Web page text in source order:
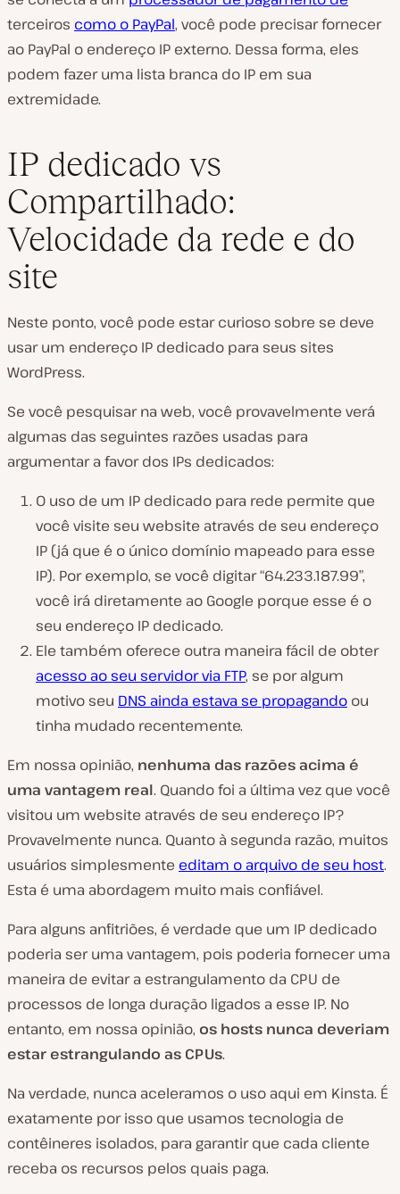
terceiros como o PayPal, você pode precisar fornecer
ao PayPal o endereço IP externo. Dessa forma, eles
podem fazer uma lista branca do IP em sua
extremidade.
IP dedicado vs
Compartilhado:
Velocidade da rede e do
site
Neste ponto, você pode estar curioso sobre se deve
usar um endereço IP dedicado para seus sites
WordPress.
Se você pesquisar na web, você provavelmente verá
algumas das seguintes razões usadas para
argumentar a favor dos IPs dedicados:
O uso de um IP dedicado para rede permite que
você visite seu website através de seu endereço
IP (já que é o único domínio mapeado para esse
IP). Por exemplo, se você digitar “64.233.187.99”,
você irá diretamente ao Google porque esse é o
seu endereço IP dedicado.
Ele também oferece outra maneira fácil de obter
acesso ao seu servidor via FTP, se por algum
motivo seu DNS ainda estava se propagando ou
tinha mudado recentemente.
Em nossa opinião, nenhuma das razões acima é
uma vantagem real. Quando foi a última vez que você
visitou um website através de seu endereço IP?
Provavelmente nunca. Quanto à segunda razão, muitos
usuários simplesmente editam o arquivo de seu host.
Esta é uma abordagem muito mais confiável.
Para alguns anfitriões, é verdade que um IP dedicado
poderia ser uma vantagem, pois poderia fornecer uma
maneira de evitar a estrangulamento da CPU de
processos de longa duração ligados a esse IP. No
entanto, em nossa opinião, os hosts nunca deveriam
estar estrangulando as CPUs.
Na verdade, nunca aceleramos o uso aqui em Kinsta. É
exatamente por isso que usamos tecnologia de
contêineres isolados, para garantir que cada cliente
receba os recursos pelos quais paga.